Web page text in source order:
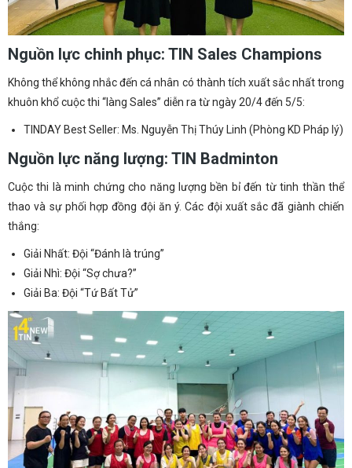
Nguồn lực chinh phục: TIN Sales Champions
Không thể không nhắc đến cá nhân có thành tích xuất sắc nhất trong
khuôn khổ cuộc thi “làng Sales” diễn ra từ ngày 20/4 đến 5/5:
TINDAY Best Seller: Ms. Nguyễn Thị Thúy Linh (Phòng KD Pháp lý)
Nguồn lực năng lượng: TIN Badminton
Cuộc thi là minh chứng cho năng lượng bền bỉ đến từ tinh thần thể
thao và sự phối hợp đồng đội ăn ý. Các đội xuất sắc đã giành chiến
thắng:
Giải Nhất: Đội “Đánh là trúng”
Giải Nhì: Đội “Sợ chưa?”
Giải Ba: Đội “Tứ Bất Tử”